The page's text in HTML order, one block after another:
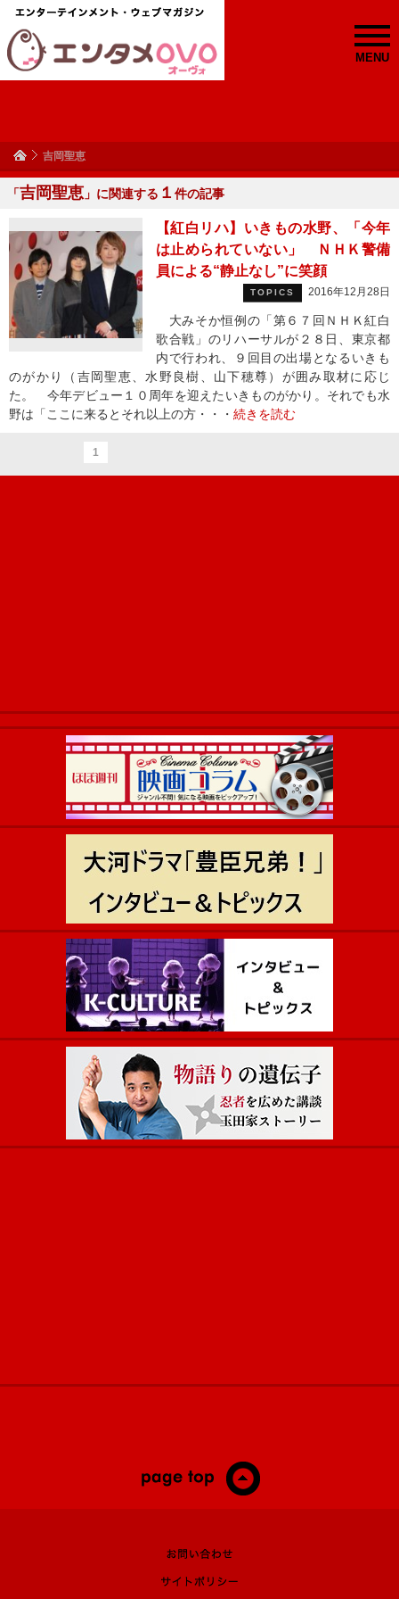
MENU
吉岡聖恵
「吉岡聖恵 」に関連する １ 件の記事
【紅白リハ】いきもの水野、「今年
は止められていない」 ＮＨＫ警備
員による“静止なし”に笑顔
TOPICS 2016年12月28日
大みそか恒例の「第６７回ＮＨＫ紅白
歌合戦」のリハーサルが２８日、東京都
内で行われ、９回目の出場となるいきも
のがかり（吉岡聖恵、水野良樹、山下穂尊）が囲み取材に応じ
た。 今年デビュー１０周年を迎えたいきものがかり。それでも水
野は「ここに来るとそれ以上の方・・・ 続きを読む
1